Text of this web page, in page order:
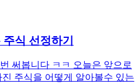
식 선정하기
써봅니다 ㅋㅋ 오늘은 앞으로
주식을 어떻게 알아볼수 있는